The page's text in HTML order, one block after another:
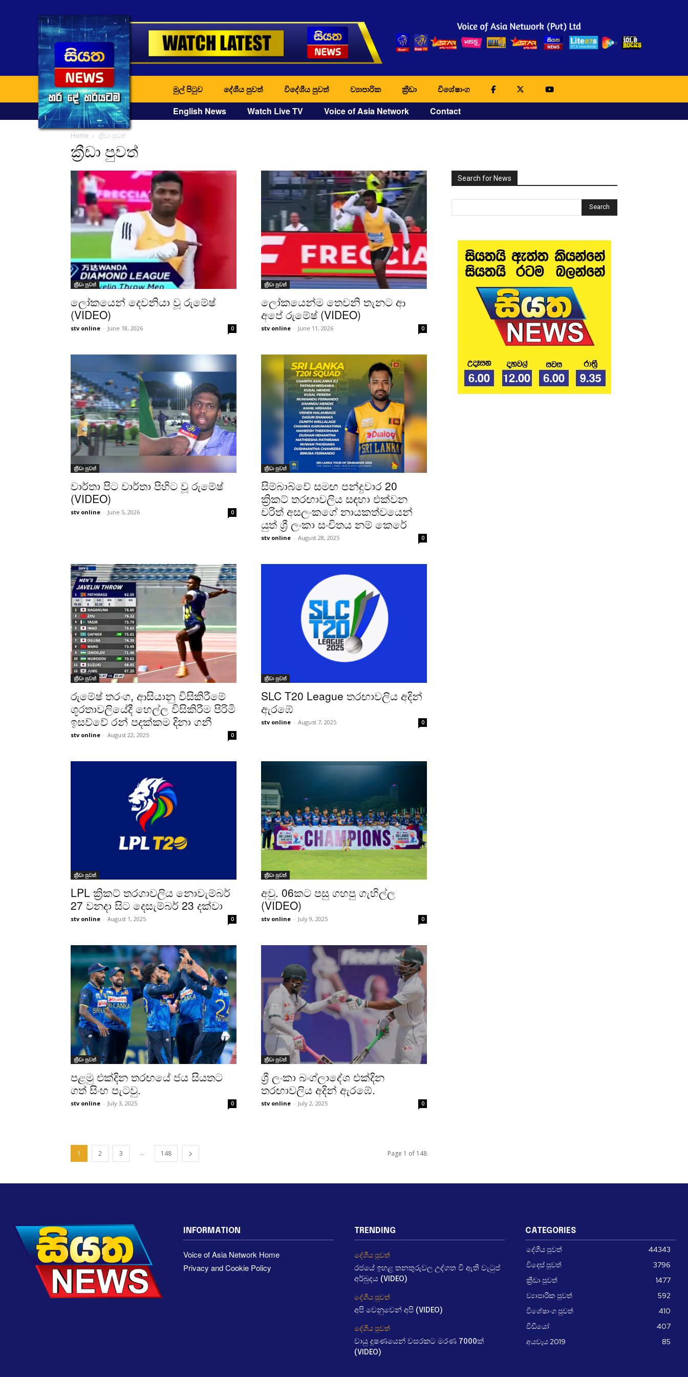
මුල් පිටුව දේශීය පුවත් විදේශීය පුවත් ව්‍යාපාරික ක්‍රීඩා විශේෂාංග
English News Watch Live TV Voice of Asia Network Contact
Home ක්‍රීඩා පුවත්
ක්‍රීඩා පුවත්
ක්‍රීඩා පුවත්
ලෝකයෙන් දෙවනියා වූ රුමේෂ්
(VIDEO)
stv online - June 18, 2026 0
ක්‍රීඩා පුවත්
ලෝකයෙන්ම තෙවනි තැනට ආ
අපේ රුමේෂ් (VIDEO)
stv online - June 11, 2026 0
ක්‍රීඩා පුවත්
වාර්තා පිට වාර්තා පිහිට වූ රුමේෂ්
(VIDEO)
stv online - June 5, 2026 0
ක්‍රීඩා පුවත්
සිම්බාබ්වේ සමඟ පන්දුවාර 20
ක්‍රිකට් තරඟාවලිය සඳහා එක්වන
චරිත් අසලංකගේ නායකත්වයෙන්
යුත් ශ්‍රී ලංකා සංචිතය නම් කෙරේ
stv online - August 28, 2025 0
ක්‍රීඩා පුවත්
රුමේෂ් තරංග, ආසියානු විසිකිරීමේ
ශූරතාවලියේදී හෙල්ල විසිකිරීම පිරිමි
ඉසව්වේ රන් පදක්කම දිනා ගනී
stv online - August 22, 2025 0
ක්‍රීඩා පුවත්
SLC T20 League තරඟාවලිය අදින්
ඇරඹේ
stv online - August 7, 2025 0
ක්‍රීඩා පුවත්
LPL ක්‍රිකට් තරගාවලිය නොවැම්බර්
27 වනදා සිට දෙසැම්බර් 23 දක්වා
stv online - August 1, 2025 0
ක්‍රීඩා පුවත්
අවු. 06කට පසු ගහපු ගැහිල්ල
(VIDEO)
stv online - July 9, 2025 0
ක්‍රීඩා පුවත්
පළමු එක්දින තරඟ‍යේ ජය සියතට
ගත් සිංහ පැටවු.
stv online - July 3, 2025 0
ක්‍රීඩා පුවත්
ශ්‍රී ලංකා බංග්ලාදේශ එක්දින
තරඟාවලිය අදින් ඇරඹේ.
stv online - July 2, 2025 0
1 2 3 ... 148 Page 1 of 148
Search for News
INFORMATION
Voice of Asia Network Home
Privacy and Cookie Policy
TRENDING
දේශීය පුවත්
රජයේ ඉහළ තනතුරුවල උද්ගත වී ඇති වැටුප්
අර්බුදය (VIDEO)
දේශීය පුවත්
අපි වෙනුවෙන් අපි (VIDEO)
දේශීය පුවත්
වායු දූෂණයෙන් වසරකට මරණ 7000ක්
(VIDEO)
CATEGORIES
දේශීය පුවත්
44343
විදෙස් පුවත්
3796
ක්‍රීඩා පුවත්
1477
ව්‍යාපාරික පුවත්
592
විශේෂාංග පුවත්
410
වීඩීයෝ
407
අයවැය 2019
85